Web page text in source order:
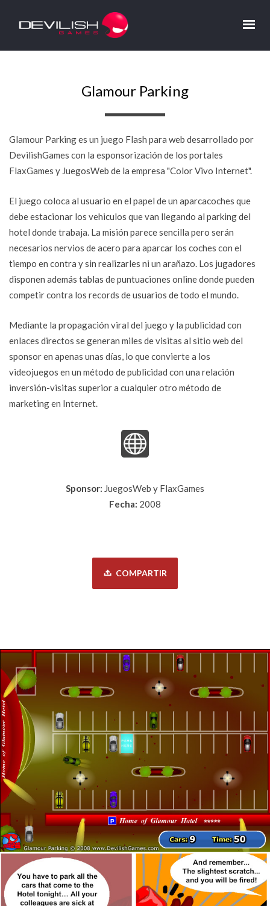
Glamour Parking
Glamour Parking es un juego Flash para web desarrollado por
DevilishGames con la esponsorización de los portales
FlaxGames y JuegosWeb de la empresa "Color Vivo Internet".
El juego coloca al usuario en el papel de un aparcacoches que
debe estacionar los vehiculos que van llegando al parking del
hotel donde trabaja. La misión parece sencilla pero serán
necesarios nervios de acero para aparcar los coches con el
tiempo en contra y sin realizarles ni un arañazo. Los jugadores
disponen además tablas de puntuaciones online donde pueden
competir contra los records de usuarios de todo el mundo.
Mediante la propagación viral del juego y la publicidad con
enlaces directos se generan miles de visitas al sitio web del
sponsor en apenas unas días, lo que convierte a los
videojuegos en un método de publicidad con una relación
inversión-visitas superior a cualquier otro método de
marketing en Internet.
Sponsor: JuegosWeb y FlaxGames
Fecha: 2008
COMPARTIR